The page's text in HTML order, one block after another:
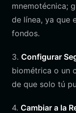
mnemotécnica;
de línea, ya que
fondos.
3. Configurar
biométrica o un
de que solo tú
4. Cambiar a la